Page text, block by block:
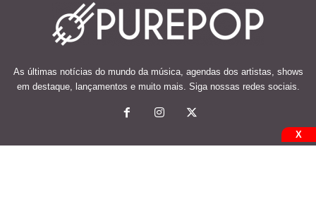
As últimas notícias do mundo da música, agendas dos artistas, shows
em destaque, lançamentos e muito mais. Siga nossas redes sociais.
X